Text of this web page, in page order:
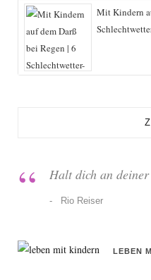
Mit Kindern
Halt dich an deiner
Rio Reiser
LEBEN